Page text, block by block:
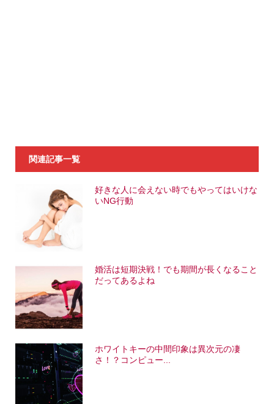
関連記事一覧
好きな人に会えない時でもやってはいけな
いNG行動
婚活は短期決戦！でも期間が長くなること
だってあるよね
ホワイトキーの中間印象は異次元の凄
さ！？コンピュー...